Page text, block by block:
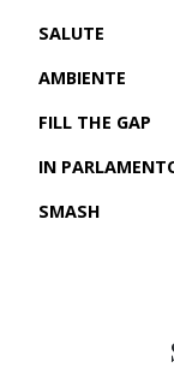
SALUTE
AMBIENTE
FILL THE GAP
IN
SMASH